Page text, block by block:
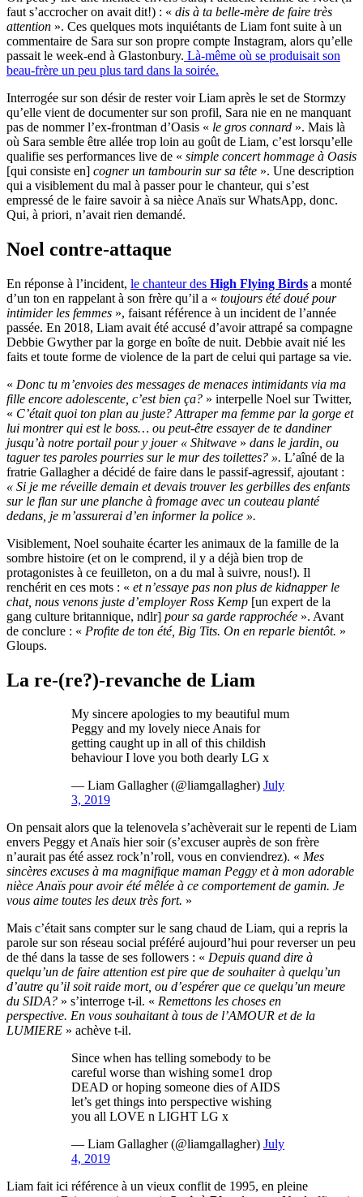
faut s’accrocher on avait dit!) : « dis à ta belle-mère de faire très
attention ». Ces quelques mots inquiétants de Liam font suite à un
commentaire de Sara sur son propre compte Instagram, alors qu’elle
passait le week-end à Glastonbury. Là-même où se produisait son
beau-frère un peu plus tard dans la soirée.
Interrogée sur son désir de rester voir Liam après le set de Stormzy
qu’elle vient de documenter sur son profil, Sara nie en ne manquant
pas de nommer l’ex-frontman d’Oasis « le gros connard ». Mais là
où Sara semble être allée trop loin au goût de Liam, c’est lorsqu’elle
qualifie ses performances live de « simple concert hommage à Oasis
[qui consiste en] cogner un tambourin sur sa tête ». Une description
qui a visiblement du mal à passer pour le chanteur, qui s’est
empressé de le faire savoir à sa nièce Anaïs sur WhatsApp, donc.
Qui, à priori, n’avait rien demandé.
Noel contre-attaque
En réponse à l’incident, le chanteur des High Flying Birds a monté
d’un ton en rappelant à son frère qu’il a « toujours été doué pour
intimider les femmes », faisant référence à un incident de l’année
passée. En 2018, Liam avait été accusé d’avoir attrapé sa compagne
Debbie Gwyther par la gorge en boîte de nuit. Debbie avait nié les
faits et toute forme de violence de la part de celui qui partage sa vie.
« Donc tu m’envoies des messages de menaces intimidants via ma
fille encore adolescente, c’est bien ça? » interpelle Noel sur Twitter,
« C’était quoi ton plan au juste? Attraper ma femme par la gorge et
lui montrer qui est le boss… ou peut-être essayer de te dandiner
jusqu’à notre portail pour y jouer « Shitwave » dans le jardin, ou
taguer tes paroles pourries sur le mur des toilettes? ». L’aîné de la
fratrie Gallagher a décidé de faire dans le passif-agressif, ajoutant :
« Si je me réveille demain et devais trouver les gerbilles des enfants
sur le flan sur une planche à fromage avec un couteau planté
dedans, je m’assurerai d’en informer la police ».
Visiblement, Noel souhaite écarter les animaux de la famille de la
sombre histoire (et on le comprend, il y a déjà bien trop de
protagonistes à ce feuilleton, on a du mal à suivre, nous!). Il
renchérit en ces mots : « et n’essaye pas non plus de kidnapper le
chat, nous venons juste d’employer Ross Kemp [un expert de la
gang culture britannique, ndlr] pour sa garde rapprochée ». Avant
de conclure : « Profite de ton été, Big Tits. On en reparle bientôt. »
Gloups.
La re-(re?)-revanche de Liam
My sincere apologies to my beautiful mum
Peggy and my lovely niece Anais for
getting caught up in all of this childish
behaviour I love you both dearly LG x
— Liam Gallagher (@liamgallagher) July
3, 2019
On pensait alors que la telenovela s’achèverait sur le repenti de Liam
envers Peggy et Anaïs hier soir (s’excuser auprès de son frère
n’aurait pas été assez rock’n’roll, vous en conviendrez). « Mes
sincères excuses à ma magnifique maman Peggy et à mon adorable
nièce Anaïs pour avoir été mêlée à ce comportement de gamin. Je
vous aime toutes les deux très fort. »
Mais c’était sans compter sur le sang chaud de Liam, qui a repris la
parole sur son réseau social préféré aujourd’hui pour reverser un peu
de thé dans la tasse de ses followers : « Depuis quand dire à
quelqu’un de faire attention est pire que de souhaiter à quelqu’un
d’autre qu’il soit raide mort, ou d’espérer que ce quelqu’un meure
du SIDA? » s’interroge t-il. « Remettons les choses en
perspective. En vous souhaitant à tous de l’AMOUR et de la
LUMIERE » achève t-il.
Since when has telling somebody to be
careful worse than wishing some1 drop
DEAD or hoping someone dies of AIDS
let’s get things into perspective wishing
you all LOVE n LIGHT LG x
— Liam Gallagher (@liamgallagher) July
4, 2019
Liam fait ici référence à un vieux conflit de 1995, en pleine